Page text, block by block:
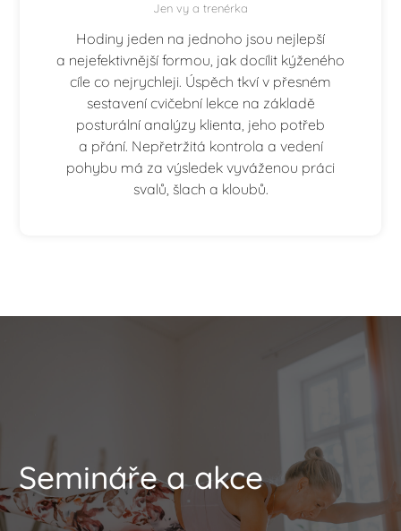
Jen vy a trenérka
Hodiny jeden na jednoho jsou nejlepší
a nejefektivnější formou, jak docílit kýženého
cíle co nejrychleji. Úspěch tkví v přesném
sestavení cvičební lekce na základě
posturální analýzy klienta, jeho potřeb
a přání. Nepřetržitá kontrola a vedení
pohybu má za výsledek vyváženou práci
svalů, šlach a kloubů.
Semináře a akce